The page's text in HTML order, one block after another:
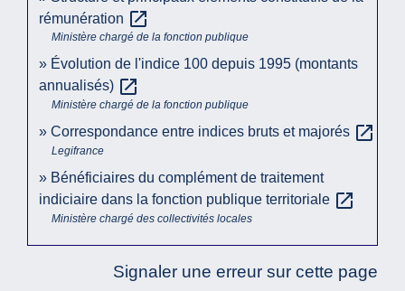
rémunération open_in_new
Ministère chargé de la fonction publique
Évolution de l'indice 100 depuis 1995 (montants
annualisés) open_in_new
Ministère chargé de la fonction publique
Correspondance entre indices bruts et majorés open_in_new
Legifrance
Bénéficiaires du complément de traitement
indiciaire dans la fonction publique territoriale open_in_new
Ministère chargé des collectivités locales
Signaler une erreur sur cette page